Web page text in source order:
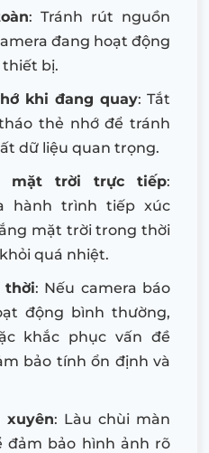
: Tránh rút nguồn
đang hoạt động
bị.
khi đang quay: Tắt
thẻ nhớ để tránh
dữ liệu quan trọng.
mặt trời trực tiếp:
hành trình tiếp xúc
mặt trời trong thời
quá nhiệt.
thời: Nếu camera báo
động bình thường,
khắc phục vấn đề
bảo tính ổn định và
xuyên: Làu chùi màn
đảm bảo hình ảnh rõ